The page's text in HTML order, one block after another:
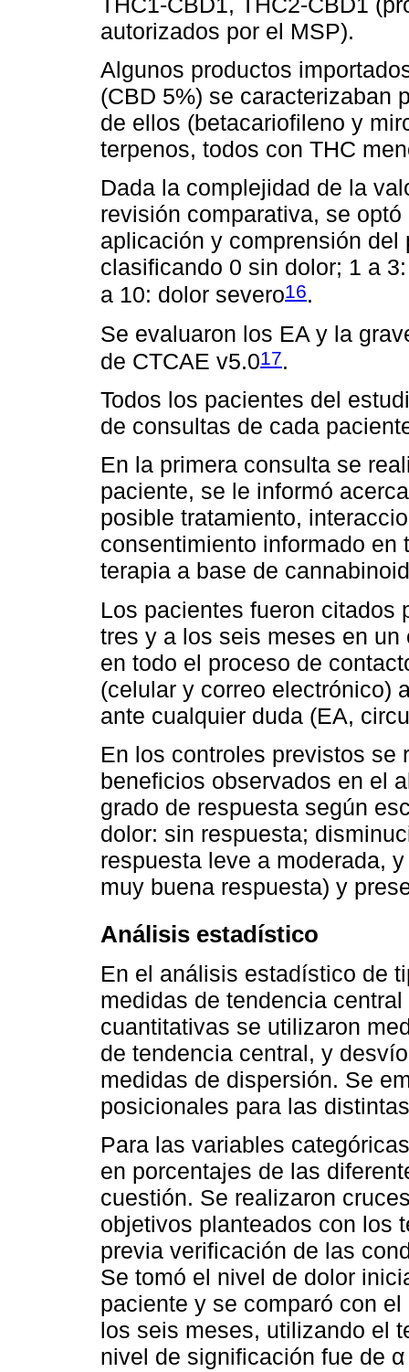
autorizados por el MSP).
Algunos productos
(CBD 5%) se caracterizaban
de ellos (betacariofileno y
terpenos, todos con THC
Dada la complejidad de la
revisión comparativa, se
aplicación y comprensión
clasificando 0 sin dolor; 1 a
a 10: dolor severo16.
Se evaluaron los EA y la
de CTCAE v5.017.
Todos los pacientes del
de consultas de cada
En la primera consulta se
paciente, se le informó
posible tratamiento,
consentimiento informado
terapia a base de
Los pacientes fueron citados
tres y a los seis meses en
en todo el proceso de
(celular y correo electrónico)
ante cualquier duda (EA,
En los controles previstos se
beneficios observados en el
grado de respuesta según
dolor: sin respuesta;
respuesta leve a moderada,
muy buena respuesta) y
Análisis estadístico
En el análisis estadístico de
medidas de tendencia
cuantitativas se utilizaron
de tendencia central, y
medidas de dispersión. Se
posicionales para las
Para las variables
en porcentajes de las
cuestión. Se realizaron
objetivos planteados con los
previa verificación de las
Se tomó el nivel de dolor
paciente y se comparó con
los seis meses, utilizando el
nivel de significación fue de